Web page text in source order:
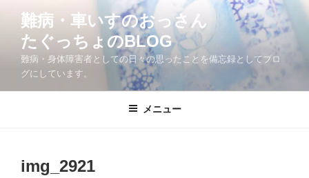
へ
難病・車いすのおっさん
たぐっちょのBLOG
難病・身体障害者としての日々の思ったことを備忘録としてブロ
グにしています。
メニュー
img_2921